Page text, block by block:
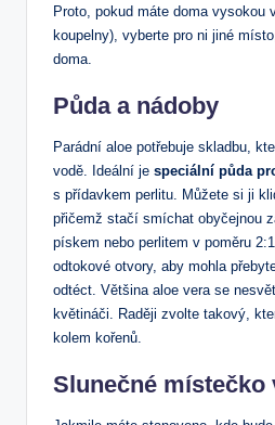
Proto, pokud máte doma vysokou
koupelny), vyberte pro ni jiné
doma.
Půda a nádoby
Parádní aloe potřebuje skladbu,
vodě. Ideální je speciální půda
s přídavkem perlitu. Můžete si ji
přičemž stačí smíchat obyčejnou
pískem nebo perlitem v poměru
odtokové otvory, aby mohla
odtéct. Většina aloe vera se
květináči. Raději zvolte takový,
kolem kořenů.
Slunečné místečko